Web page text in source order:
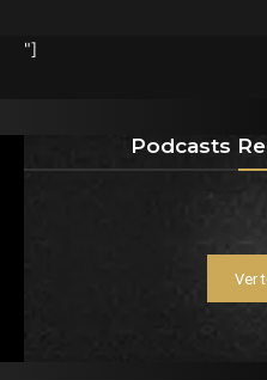
"]
Podcasts
Ver